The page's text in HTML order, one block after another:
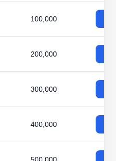
100,000
200,000
300,000
400,000